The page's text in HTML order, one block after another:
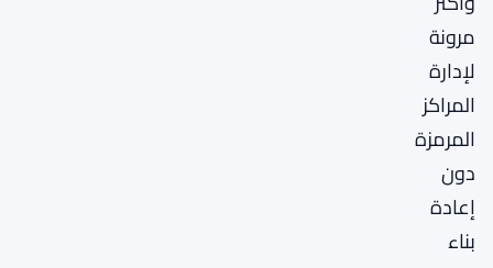
مرونة
لإدارة
المراكز
المرمزة
دون
إعادة
بناء